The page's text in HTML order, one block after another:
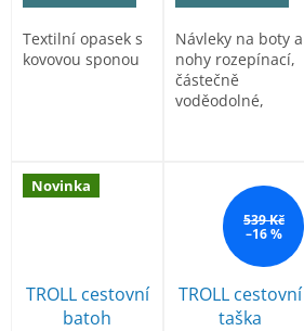
Textilní opasek s
kovovou sponou
Návleky na boty a
nohy rozepínací,
částečně
voděodolné,
Novinka
TROLL cestovní
batoh
539 Kč
–16 %
TROLL cestovní
taška